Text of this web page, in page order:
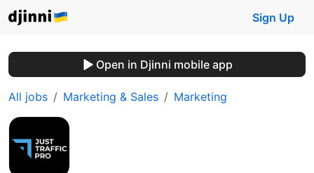
Sign Up
Open in Djinni mobile app
All jobs Marketing & Sales Marketing